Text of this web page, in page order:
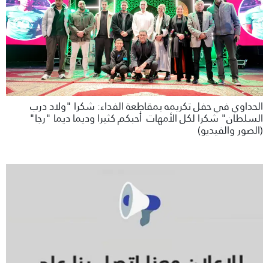
الحداوي في حفل تكريمه بمقاطعة الفداء: شكرا "ولاد درب
السلطان" شكرا لكل الأمهات أحبكم كثيرا وديما ديما "رجا"
(الصور والفيديو)